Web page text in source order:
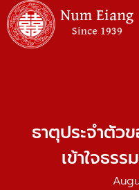
Skip
to
ธาตุประจำตั
เข้าใจธร